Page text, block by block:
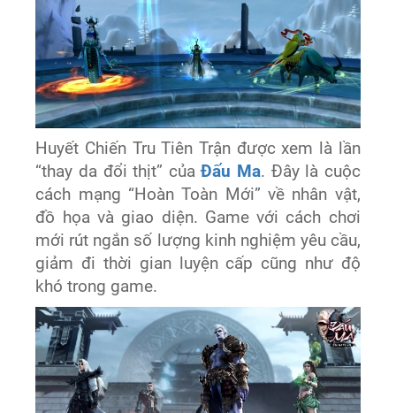
Huyết Chiến Tru Tiên Trận được xem là lần
“thay da đổi thịt” củaĐấu Ma. Đây là cuộc
cách mạng “Hoàn Toàn Mới” về nhân vật,
đồ họa và giao diện. Game với cách chơi
mới rút ngắn số lượng kinh nghiệm yêu cầu,
giảm đi thời gian luyện cấp cũng như độ
khó trong game.